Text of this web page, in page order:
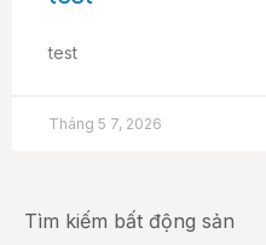
test
Tháng 5 7, 2026
Tìm kiếm bất động sản